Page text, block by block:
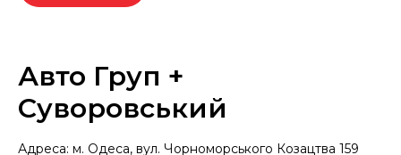
Авто Груп +
Суворовський
Адреса: м. Одеса, вул. Чорноморського Козацтва 159